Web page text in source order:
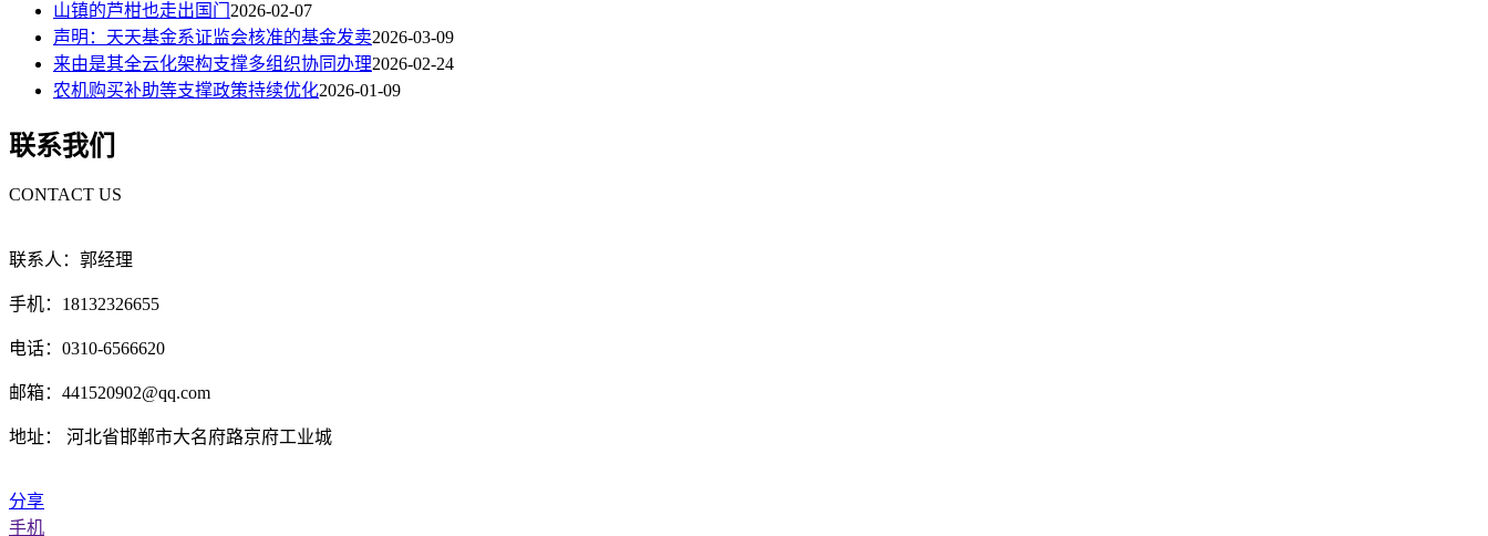
山镇的芦柑也走出国门 2026-02-07
声明：天天基金系证监会核准的基金发卖2026-03-09
来由是其全云化架构支撑多组织协同办理2026-02-24
农机购买补助等支撑政策持续优化2026-01-09
联系我们
CONTACT US
联系人：郭经理
手机：18132326655
电话：0310-6566620
邮箱：441520902@qq.com
地址： 河北省邯郸市大名府路京府工业城
分享
手机